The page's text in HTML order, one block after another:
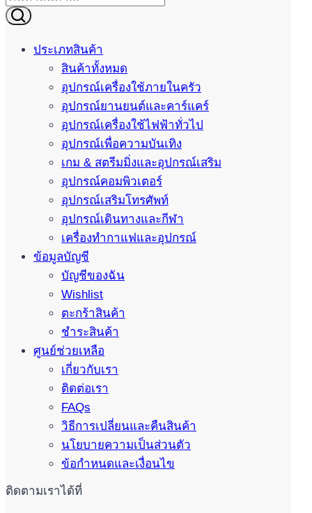
ประเภทสินค้า
สินค้าทั้งหมด
อุปกรณ์เครื่องใช้ภายในครัว
อุปกรณ์ยานยนต์และคาร์แคร์
อุปกรณ์เครื่องใช้ไฟฟ้าทั่วไป
อุปกรณ์เพื่อความบันเทิง
เกม & สตรีมมิ่งและอุปกรณ์เสริม
อุปกรณ์คอมพิวเตอร์
อุปกรณ์เสริมโทรศัพท์
อุปกรณ์เดินทางและกีฬา
เครื่องทำกาแฟและอุปกรณ์
ข้อมูลบัญชี
บัญชีของฉัน
Wishlist
ตะกร้าสินค้า
ชำระสินค้า
ศูนย์ช่วยเหลือ
เกี่ยวกับเรา
ติดต่อเรา
FAQs
วิธีการเปลี่ยนและคืนสินค้า
นโยบายความเป็นส่วนตัว
ข้อกำหนดและเงื่อนไข
ติดตามเราได้ที่